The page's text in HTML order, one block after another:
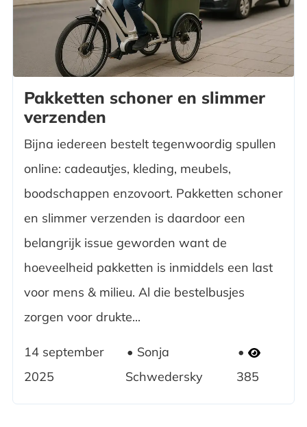
Pakketten schoner en slimmer
verzenden
Bijna iedereen bestelt tegenwoordig spullen
online: cadeautjes, kleding, meubels,
boodschappen enzovoort. Pakketten schoner
en slimmer verzenden is daardoor een
belangrijk issue geworden want de
hoeveelheid pakketten is inmiddels een last
voor mens & milieu. Al die bestelbusjes
zorgen voor drukte...
14 september
2025
Sonja
Schwedersky
385